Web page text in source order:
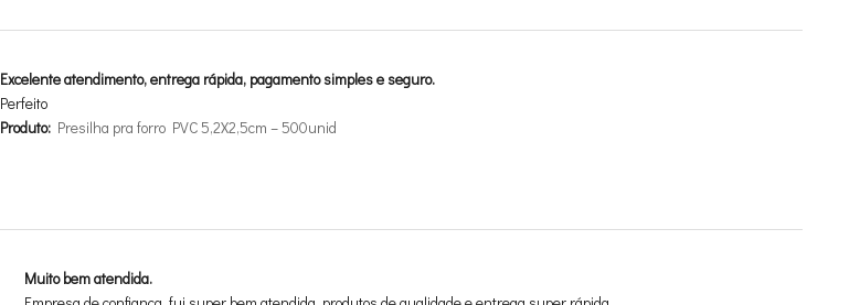
Excelente atendimento, entrega rápida, pagamento simples e seguro.
Perfeito
Produto: Presilha pra forro PVC 5,2X2,5cm – 500unid
Muito bem atendida.